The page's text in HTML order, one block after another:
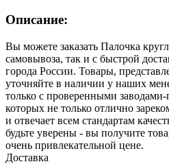
Описание:
Вы можете заказать Палочка
самовывоза, так и с быстрой
города России. Товары,
уточняйте в наличии у наших
только с проверенными
которых не только отлично
и отвечает всем стандартам
будьте уверены - вы получите
очень привлекательной цене.
Доставка